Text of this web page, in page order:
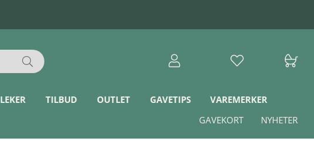
LEKER TILBUD OUTLET GAVETIPS
VAREMERKER
NYHETER
GAVEKORT